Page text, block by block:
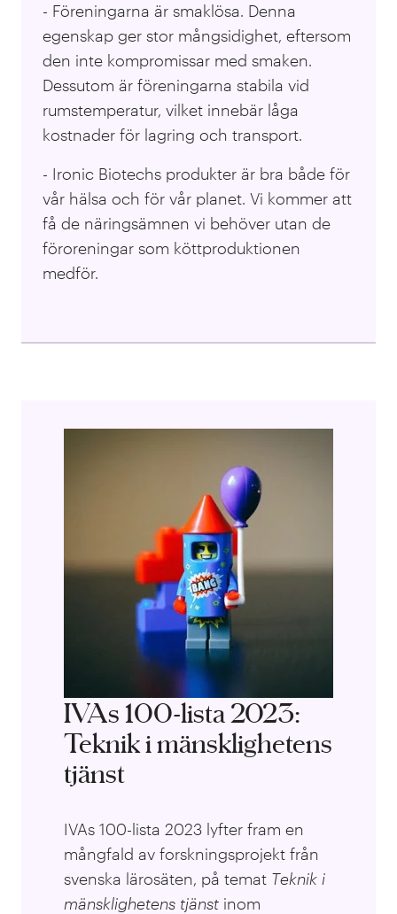
- Föreningarna är smaklösa. Denna
egenskap ger stor mångsidighet, eftersom
den inte kompromissar med smaken.
Dessutom är föreningarna stabila vid
rumstemperatur, vilket innebär låga
kostnader för lagring och transport.
- Ironic Biotechs produkter är bra både för
vår hälsa och för vår planet. Vi kommer att
få de näringsämnen vi behöver utan de
föroreningar som köttproduktionen
medför.
IVAs 100-lista 2023:
Teknik i mänsklighetens
tjänst
IVAs 100-lista 2023 lyfter fram en
mångfald av forskningsprojekt från
svenska lärosäten, på temat Teknik i
mänsklighetens tjänst inom